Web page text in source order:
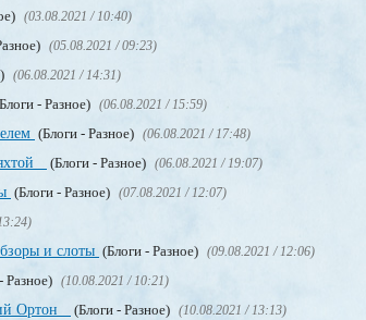
(03.08.2021 / 10:40)
(05.08.2021 / 09:23)
(06.08.2021 / 14:31)
- Разное) (06.08.2021 / 15:59)
(Блоги - Разное) (06.08.2021 / 17:48)
(Блоги - Разное) (06.08.2021 / 19:07)
(Блоги - Разное) (07.08.2021 / 12:07)
и слоты (Блоги - Разное) (09.08.2021 / 12:06)
Разное) (10.08.2021 / 10:21)
Ортон (Блоги - Разное) (10.08.2021 / 13:13)